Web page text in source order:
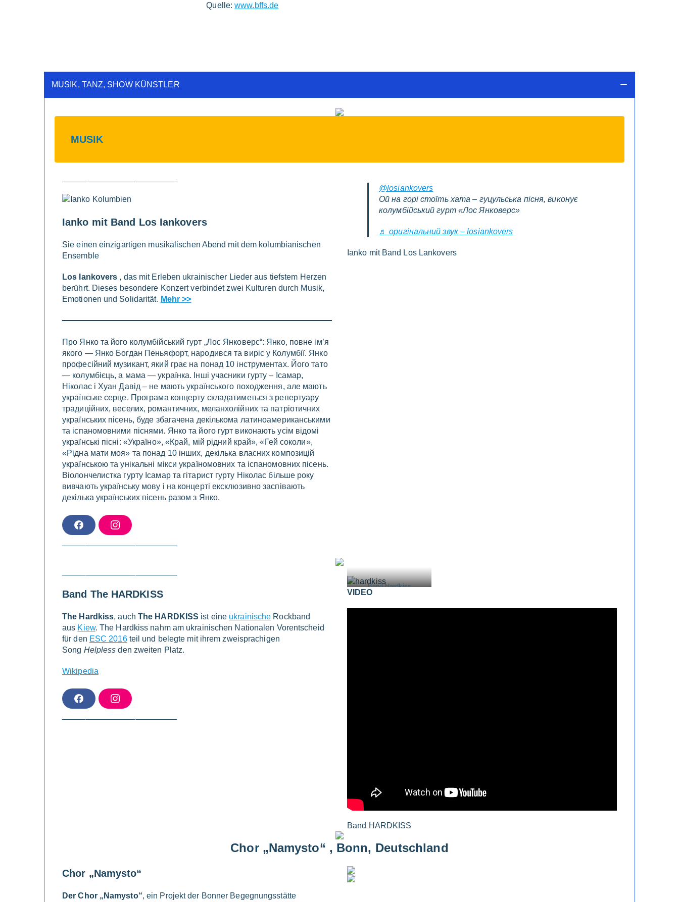
Quelle:www.bffs.de
MUSIK, TANZ, SHOW KÜNSTLER
MUSIK
Ianko mit Band Los Iankovers
Sie einen einzigartigen musikalischen Abend mit dem kolumbianischen
Ensemble
Los Iankovers , das mit Erleben ukrainischer Lieder aus tiefstem Herzen
berührt. Dieses besondere Konzert verbindet zwei Kulturen durch Musik,
Emotionen und Solidarität. Mehr >>
Про Янко та його колумбійський гурт „Лос Янковерс“: Янко, повне ім’я
якого — Янко Богдан Пеньяфорт, народився та виріс у Колумбії. Янко
професійний музикант, який грає на понад 10 інструментах. Його тато
— колумбієць, а мама — українка. Інші учасники гурту – Ісамар,
Ніколас і Хуан Давід – не мають українського походження, але мають
українське серце. Програма концерту складатиметься з репертуару
традиційних, веселих, романтичних, меланхолійних та патріотичних
українських пісень, буде збагачена декількома латиноамериканськими
та іспаномовними піснями. Янко та його гурт виконають усім відомі
українські пісні: «Україно», «Край, мій рідний край», «Гей соколи»,
«Рідна мати моя» та понад 10 інших, декілька власних композицій
українською та унікальні мікси україномовних та іспаномовних пісень.
Віолончелистка гурту Ісамар та гітарист гурту Ніколас більше року
вивчають українську мову і на концерті ексклюзивно заспівають
декілька українських пісень разом з Янко.
F
A
E
I
N
T
M
@losiankovers
Ой на горі стоїть хата – гуцульська пісня, виконує
колумбійський гурт «Лос Янковерс»
♬ оригінальний звук – losiankovers
Ianko mit Band Los Lankovers
Band The HARDKISS
The Hardkiss, auch The HARDKISS ist eine ukrainische Rockband
aus Kiew. The Hardkiss nahm am ukrainischen Nationalen Vorentscheid
für den ESC 2016teil und belegte mit ihrem zweisprachigen
Song Helpless den zweiten Platz.
Wikipedia
F
A
E
I
N
T
Band Hardkiss
VIDEO
Band HARDKISS
Chor „Namysto“ , Bonn, Deutschland
Chor „Namysto“
Der Chor „Namysto“, ein Projekt der Bonner Begegnungsstätte